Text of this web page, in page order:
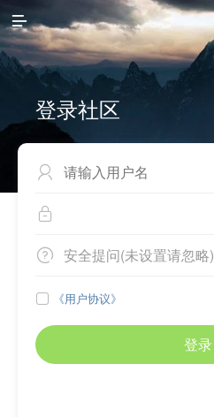

登录社区


 安全提问(未设置请忽略)
 《用户协议》
登录